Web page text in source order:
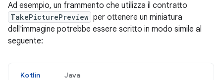
Ad esempio, un frammento che utilizza il contratto
TakePicturePreview per ottenere un miniatura
dell'immagine potrebbe essere scritto in modo simile al
seguente:
Kotlin Java